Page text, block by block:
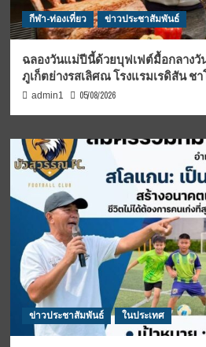
กีฬา-ท่องเที่ยว ข่าวประชาสัมพันธ์
ฉลองวันแม่ปีนี้ด้วยบุฟเฟต์มื้อกลางวั
ภูเก็ตย่างรสเลิศณ โรงแรมเรดิสัน ช
admin1 05/08/2026
ข่าวประชาสัมพันธ์ ในประเทศ